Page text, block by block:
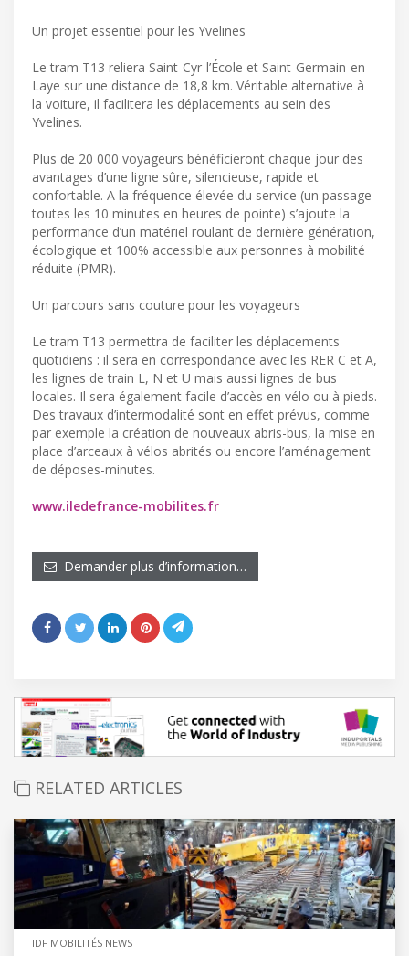
Un projet essentiel pour les Yvelines
Le tram T13 reliera Saint-Cyr-l’École et Saint-Germain-en-
Laye sur une distance de 18,8 km. Véritable alternative à
la voiture, il facilitera les déplacements au sein des
Yvelines.
Plus de 20 000 voyageurs bénéficieront chaque jour des
avantages d’une ligne sûre, silencieuse, rapide et
confortable. A la fréquence élevée du service (un passage
toutes les 10 minutes en heures de pointe) s’ajoute la
performance d’un matériel roulant de dernière génération,
écologique et 100% accessible aux personnes à mobilité
réduite (PMR).
Un parcours sans couture pour les voyageurs
Le tram T13 permettra de faciliter les déplacements
quotidiens : il sera en correspondance avec les RER C et A,
les lignes de train L, N et U mais aussi lignes de bus
locales. Il sera également facile d’accès en vélo ou à pieds.
Des travaux d’intermodalité sont en effet prévus, comme
par exemple la création de nouveaux abris-bus, la mise en
place d’arceaux à vélos abrités ou encore l’aménagement
de déposes-minutes.
www.iledefrance-mobilites.fr
Demander plus d’information…
RELATED ARTICLES
IDF MOBILITÉS NEWS